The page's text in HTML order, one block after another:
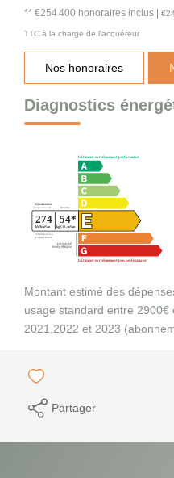
** €254 400 honoraires inclus |
TTC à la charge de l'acquéreur
Nos honoraires
Diagnostics
Montant estimé des
usage standard entre
2021,2022 et 2023
Partager